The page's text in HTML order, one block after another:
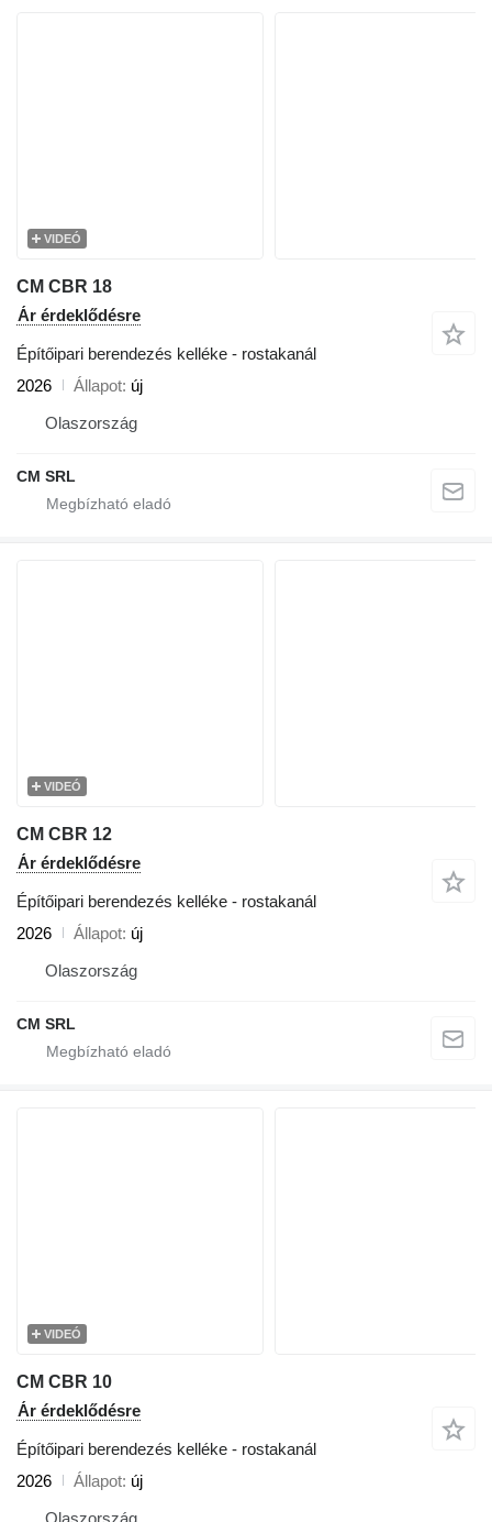
VIDEÓ
CM CBR 18
Ár érdeklődésre
Építőipari berendezés kelléke - rostakanál
2026
Állapot új
Olaszország
CM SRL
VIDEÓ
CM CBR 12
Ár érdeklődésre
Építőipari berendezés kelléke - rostakanál
2026
Állapot új
Olaszország
CM SRL
VIDEÓ
CM CBR 10
Ár érdeklődésre
Építőipari berendezés kelléke - rostakanál
2026
Állapot új
Olaszország